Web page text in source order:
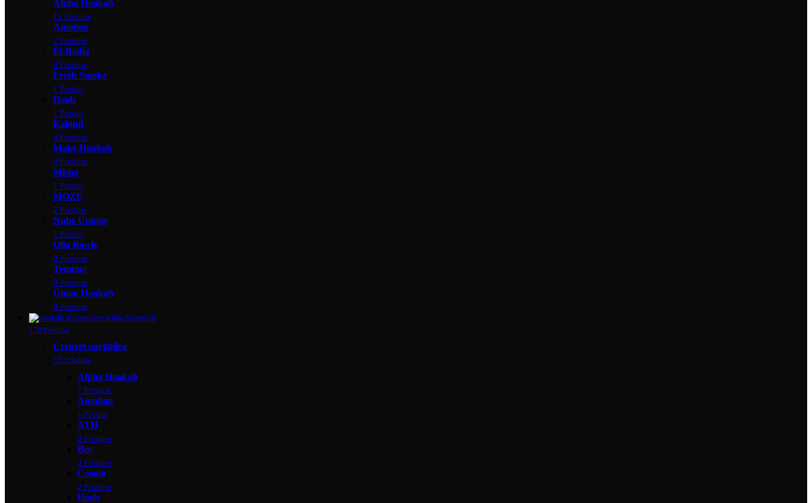
Alpha Hookah
15 Produse
Amotion
2 Produse
El-Badia
0 Produse
Fresh Smoke
1 Produs
Hoob
1 Produs
Kaloud
4 Produse
Make Hookah
0 Produse
Misha
1 Produs
MOZE
2 Produse
Nube Unique
1 Produs
Olla Bowls
0 Produse
Tempus
0 Produse
Union Hookah
0 Produse
Accesorii
179 Produse
Creuzet narghilea
53 Produse
Alpha Hookah
7 Produse
Amotion
1 Produs
ATH
0 Produse
Bee
3 Produse
Cosmo
2 Produse
Hoob